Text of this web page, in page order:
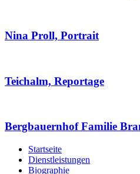
Nina Proll, Portrait
Teichalm, Reportage
Bergbauernhof Familie
Startseite
Dienstleistungen
Biographie